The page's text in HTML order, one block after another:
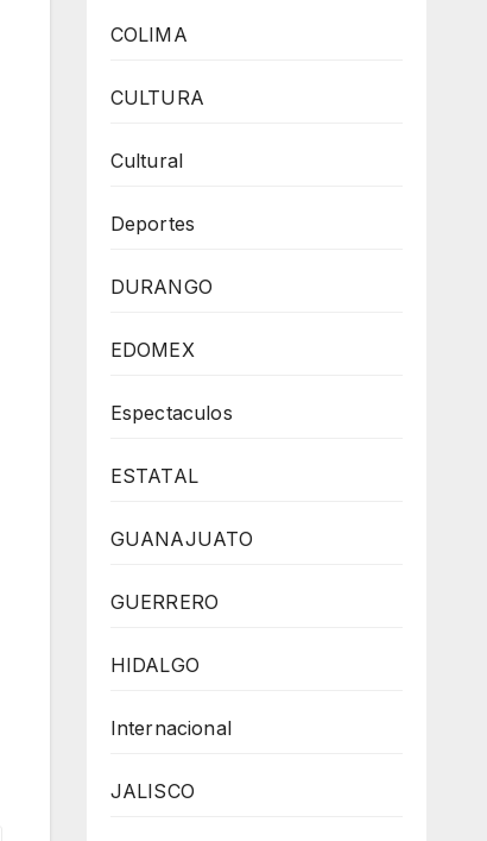
COLIMA
CULTURA
Cultural
Deportes
DURANGO
EDOMEX
Espectaculos
ESTATAL
GUANAJUATO
GUERRERO
HIDALGO
Internacional
JALISCO